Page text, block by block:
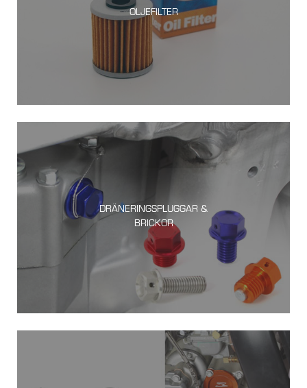
OLJEFILTER
DRÄNERINGSPLUGGAR &
BRICKOR